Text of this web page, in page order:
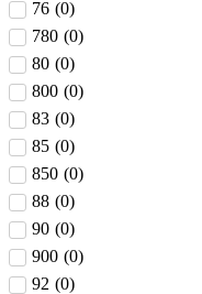
76 (0)
780 (0)
80 (0)
800 (0)
83 (0)
85 (0)
850 (0)
88 (0)
90 (0)
900 (0)
92 (0)